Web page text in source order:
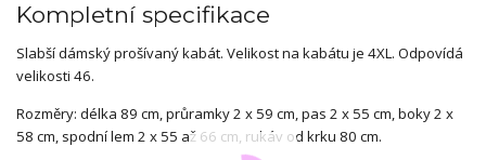
Kompletní specifikace
Slabší dámský prošívaný kabát. Velikost na kabátu je 4XL. Odpovídá
velikosti 46.
Rozměry: délka 89 cm, průramky 2 x 59 cm, pas 2 x 55 cm, boky 2 x
58 cm, spodní lem 2 x 55 až 66 cm, rukáv od krku 80 cm.